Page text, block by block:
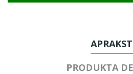
PRODUKTA